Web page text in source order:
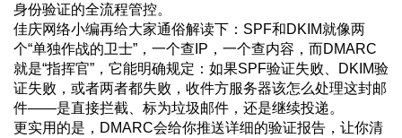
身份验证的全流程管控。
佳庆网络小编再给大家通俗解读下：SPF和DKIM就像两
个“单独作战的卫士”，一个查IP，一个查内容，而DMARC
就是“指挥官”，它能明确规定：如果SPF验证失败、DKIM验
证失败，或者两者都失败，收件方服务器该怎么处理这封邮
件——是直接拦截、标为垃圾邮件，还是继续投递。
更实用的是，DMARC会给你推送详细的验证报告，让你清